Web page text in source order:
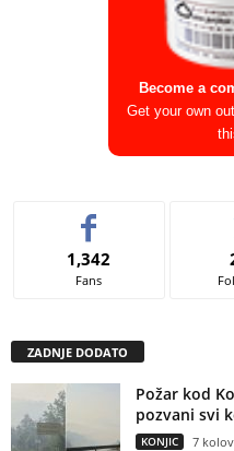
Become a
Get your own
1,342
Fans
ZADNJE DODATO
Požar kod
pozvani svi
KONJIC 7